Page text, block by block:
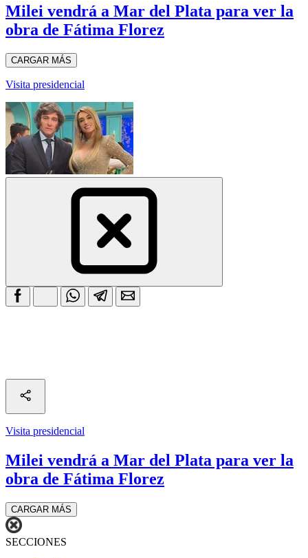
Milei vendrá a Mar del Plata para ver la
obra de Fátima Florez
CARGAR MÁS
Visita presidencial
Visita presidencial
Milei vendrá a Mar del Plata para ver la
obra de Fátima Florez
CARGAR MÁS
SECCIONES